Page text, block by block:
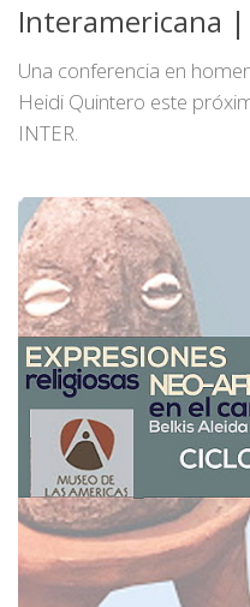
Interamericana
Una conferencia en
Heidi Quintero este
INTER.